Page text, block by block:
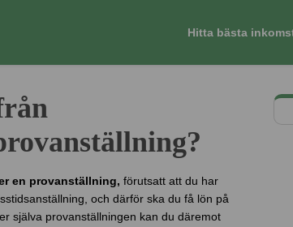
Hitta bästa
en provanställning, förutsatt att du har
och därför ska du få lön på
själva provanställningen kan du däremot